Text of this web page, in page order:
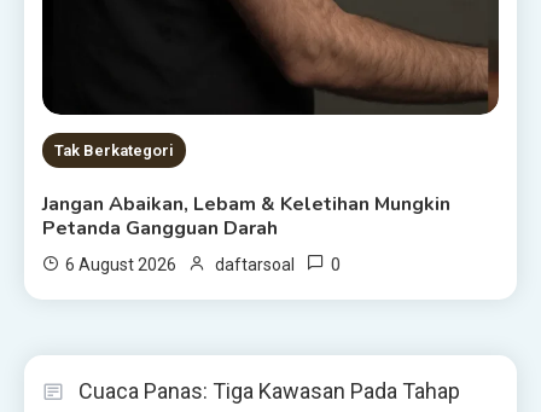
Tak Berkategori
Jangan Abaikan, Lebam & Keletihan Mungkin
Petanda Gangguan Darah
6 August 2026 daftarsoal 0
Cuaca Panas: Tiga Kawasan Pada Tahap